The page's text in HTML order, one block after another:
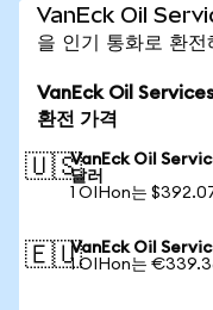
VanEck Oil
을 인기 통화로 환전
VanEck Oil
환전 가격
🇺🇸VanEck Oil
달러
1 OIHon는
🇪🇺VanEck Oil
1 OIHon는